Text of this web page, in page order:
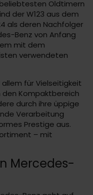
Oldtimern
der W123 aus dem
als deren Nachfolger
Benz von Anfang
mit dem
verwendeten
für Vielseitigkeit
Kompaktbereich
durch ihre üppige
Verarbeitung
Prestige aus.
– mit
Mercedes-